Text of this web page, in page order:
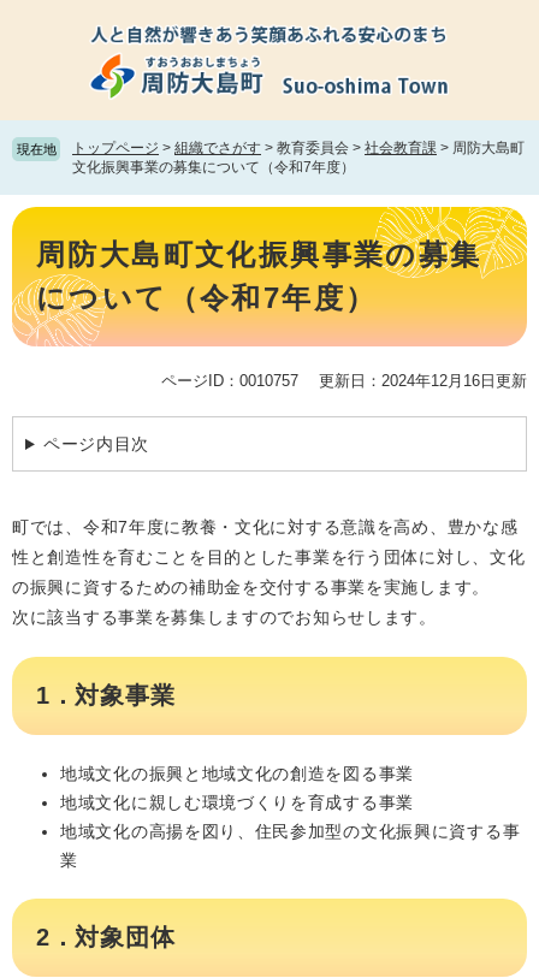
頭
で
飛
ば
て
現在地 トップページ > 組織でさがす > 教育委員会 > 社会教育課 > 周防大島町
文化振興事業の募集について（令和7年度）
本
周防大島町文化振興事業の募集
について（令和7年度）
ページID：0010757 更新日：2024年12月16日更新
ページ内目次
町では、令和7年度に教養・文化に対する意識を高め、豊かな感
性と創造性を育むことを目的とした事業を行う団体に対し、文化
の振興に資するための補助金を交付する事業を実施します。
次に該当する事業を募集しますのでお知らせします。
1．対象事業
地域文化の振興と地域文化の創造を図る事業
地域文化に親しむ環境づくりを育成する事業
地域文化の高揚を図り、住民参加型の文化振興に資する事
業
2．対象団体